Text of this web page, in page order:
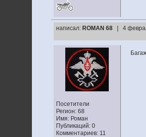
написал: ROMAN 68 | 4
Посетители
Регион: 68
Имя: Роман
Публикаций: 0
Комментариев: 11